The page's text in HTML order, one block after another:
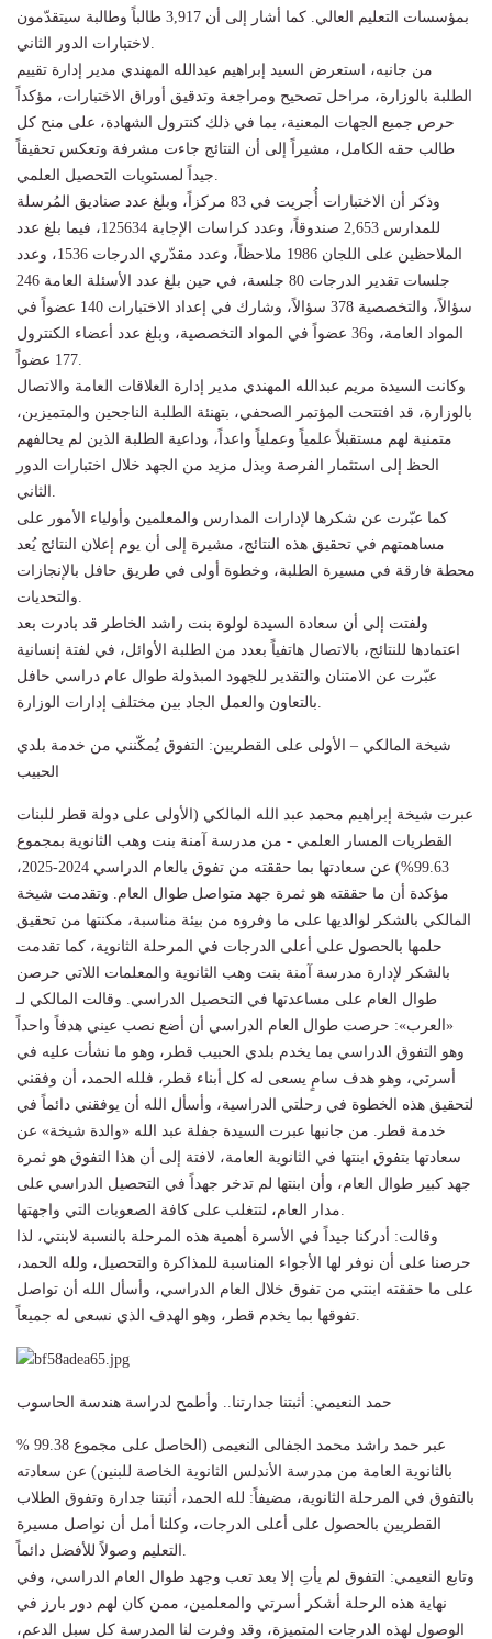
بمؤسسات التعليم العالي. كما أشار إلى أن 3,917 طالباً وطالبة سيتقدّمون
لاختبارات الدور الثاني.
من جانبه، استعرض السيد إبراهيم عبدالله المهندي مدير إدارة تقييم
الطلبة بالوزارة، مراحل تصحيح ومراجعة وتدقيق أوراق الاختبارات، مؤكداً
حرص جميع الجهات المعنية، بما في ذلك كنترول الشهادة، على منح كل
طالب حقه الكامل، مشيراً إلى أن النتائج جاءت مشرفة وتعكس تحقيقاً
جيداً لمستويات التحصيل العلمي.
وذكر أن الاختبارات أُجريت في 83 مركزاً، وبلغ عدد صناديق المُرسلة
للمدارس 2,653 صندوقاً، وعدد كراسات الإجابة 125634، فيما بلغ عدد
الملاحظين على اللجان 1986 ملاحظاً، وعدد مقدّري الدرجات 1536، وعدد
جلسات تقدير الدرجات 80 جلسة، في حين بلغ عدد الأسئلة العامة 246
سؤالاً، والتخصصية 378 سؤالاً، وشارك في إعداد الاختبارات 140 عضواً في
المواد العامة، و36 عضواً في المواد التخصصية، وبلغ عدد أعضاء الكنترول
177 عضواً.
وكانت السيدة مريم عبدالله المهندي مدير إدارة العلاقات العامة والاتصال
بالوزارة، قد افتتحت المؤتمر الصحفي، بتهنئة الطلبة الناجحين والمتميزين،
متمنية لهم مستقبلاً علمياً وعملياً واعداً، وداعية الطلبة الذين لم يحالفهم
الحظ إلى استثمار الفرصة وبذل مزيد من الجهد خلال اختبارات الدور
الثاني.
كما عبّرت عن شكرها لإدارات المدارس والمعلمين وأولياء الأمور على
مساهمتهم في تحقيق هذه النتائج، مشيرة إلى أن يوم إعلان النتائج يُعد
محطة فارقة في مسيرة الطلبة، وخطوة أولى في طريق حافل بالإنجازات
والتحديات.
ولفتت إلى أن سعادة السيدة لولوة بنت راشد الخاطر قد بادرت بعد
اعتمادها للنتائج، بالاتصال هاتفياً بعدد من الطلبة الأوائل، في لفتة إنسانية
عبّرت عن الامتنان والتقدير للجهود المبذولة طوال عام دراسي حافل
بالتعاون والعمل الجاد بين مختلف إدارات الوزارة.
شيخة المالكي – الأولى على القطريين: التفوق يُمكّنني من خدمة بلدي
الحبيب
عبرت شيخة إبراهيم محمد عبد الله المالكي (الأولى على دولة قطر للبنات
القطريات المسار العلمي - من مدرسة آمنة بنت وهب الثانوية بمجموع
99.63%) عن سعادتها بما حققته من تفوق بالعام الدراسي 2024-2025،
مؤكدة أن ما حققته هو ثمرة جهد متواصل طوال العام. وتقدمت شيخة
المالكي بالشكر لوالديها على ما وفروه من بيئة مناسبة، مكنتها من تحقيق
حلمها بالحصول على أعلى الدرجات في المرحلة الثانوية، كما تقدمت
بالشكر لإدارة مدرسة آمنة بنت وهب الثانوية والمعلمات اللاتي حرصن
طوال العام على مساعدتها في التحصيل الدراسي. وقالت المالكي لـ
«العرب»: حرصت طوال العام الدراسي أن أضع نصب عيني هدفاً واحداً
وهو التفوق الدراسي بما يخدم بلدي الحبيب قطر، وهو ما نشأت عليه في
أسرتي، وهو هدف سامٍ يسعى له كل أبناء قطر، فلله الحمد، أن وفقني
لتحقيق هذه الخطوة في رحلتي الدراسية، وأسأل الله أن يوفقني دائماً في
خدمة قطر. من جانبها عبرت السيدة جفلة عبد الله «والدة شيخة» عن
سعادتها بتفوق ابنتها في الثانوية العامة، لافتة إلى أن هذا التفوق هو ثمرة
جهد كبير طوال العام، وأن ابنتها لم تدخر جهداً في التحصيل الدراسي على
مدار العام، لتتغلب على كافة الصعوبات التي واجهتها.
وقالت: أدركنا جيداً في الأسرة أهمية هذه المرحلة بالنسبة لابنتي، لذا
حرصنا على أن نوفر لها الأجواء المناسبة للمذاكرة والتحصيل، ولله الحمد،
على ما حققته ابنتي من تفوق خلال العام الدراسي، وأسأل الله أن تواصل
تفوقها بما يخدم قطر، وهو الهدف الذي نسعى له جميعاً.
حمد النعيمي: أثبتنا جدارتنا.. وأطمح لدراسة هندسة الحاسوب
عبر حمد راشد محمد الجفالى النعيمى (الحاصل على مجموع 99.38 %
بالثانوية العامة من مدرسة الأندلس الثانوية الخاصة للبنين) عن سعادته
بالتفوق في المرحلة الثانوية، مضيفاً: لله الحمد، أثبتنا جدارة وتفوق الطلاب
القطريين بالحصول على أعلى الدرجات، وكلنا أمل أن نواصل مسيرة
وتابع النعيمي: التفوق لم يأتِ إلا بعد تعب وجهد طوال العام الدراسي، وفي
نهاية هذه الرحلة أشكر أسرتي والمعلمين، ممن كان لهم دور بارز في
الوصول لهذه الدرجات المتميزة، وقد وفرت لنا المدرسة كل سبل الدعم،